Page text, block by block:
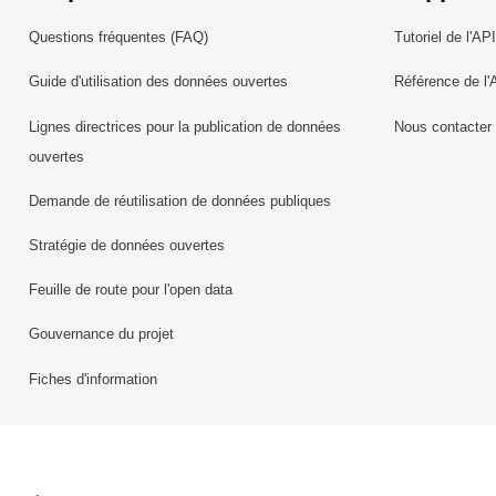
Questions fréquentes (FAQ)
Guide d'utilisation des données ouvertes
Lignes directrices pour la publication de données
ouvertes
Demande de réutilisation de données publiques
Stratégie de données ouvertes
Feuille de route pour l'open data
Gouvernance du projet
Fiches d'information
Tutoriel de l'API
Référence de
Nous contacter